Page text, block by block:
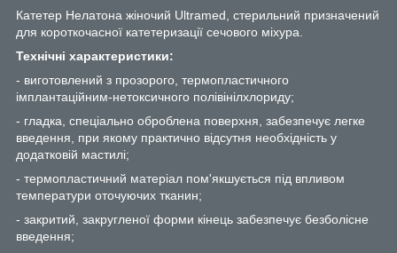
Катетер Нелатона жіночий Ultramed, стерильний призначений
для короткочасної катетеризації сечового міхура.
Технічні характеристики:
- виготовлений з прозорого, термопластичного
імплантаційним-нетоксичного полівінілхлориду;
- гладка, спеціально оброблена поверхня, забезпечує легке
введення, при якому практично відсутня необхідність у
додатковій мастилі;
- термопластичний матеріал пом'якшується під впливом
температури оточуючих тканин;
- закритий, закругленої форми кінець забезпечує безболісне
введення;